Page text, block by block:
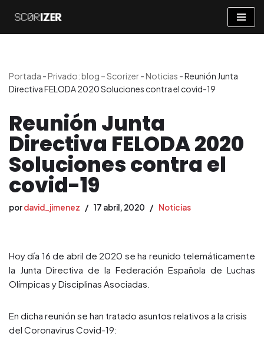
Saltar
Portada -Privado: blog – Scorizer-Noticias -Reunión Junta
Directiva FELODA 2020 Soluciones contra el covid-19
Reunión Junta
Directiva FELODA 2020
Soluciones contra el
covid-19
pordavid_jimenez 17 abril, 2020 Noticias
Hoy día 16 de abril de 2020 se ha reunido telemáticamente
la Junta Directiva de la Federación Española de Luchas
Olímpicas y Disciplinas Asociadas.
En dicha reunión se han tratado asuntos relativos a la crisis
del Coronavirus Covid-19: